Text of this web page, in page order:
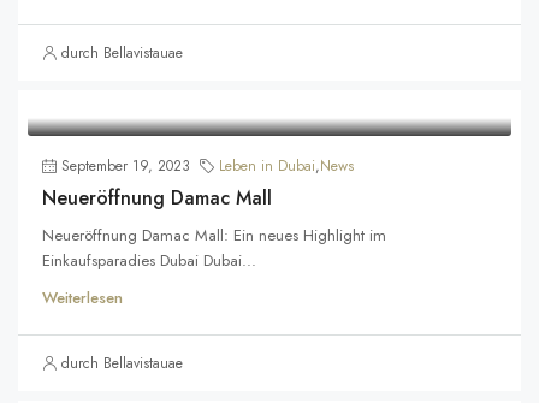
durch Bellavistauae
September 19, 2023 Leben in Dubai,News
Neueröffnung Damac Mall
Neueröffnung Damac Mall: Ein neues Highlight im
Einkaufsparadies Dubai Dubai...
Weiterlesen
durch Bellavistauae